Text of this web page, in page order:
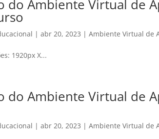
do Ambiente Virtual de
|abr 20, 2023 |Ambiente Virtual de
1920px X...
do Ambiente Virtual de
|abr 20, 2023 |Ambiente Virtual de